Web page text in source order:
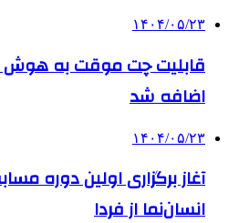
۱۴۰۴/۰۵/۲۳
قابلیت چت موقت به
اضافه شد
۱۴۰۴/۰۵/۲۳
آغاز برگزاری اولین دوره
انسان‌نما از فردا